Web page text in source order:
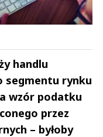
handlu
segmentu rynku
wzór podatku
przez
– byłoby